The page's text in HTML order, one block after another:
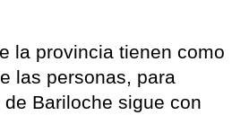
la provincia tienen como
las personas, para
Bariloche sigue con